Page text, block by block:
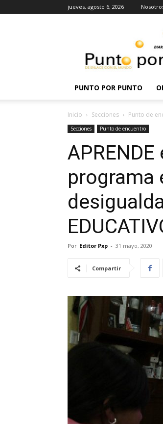
jueves, agosto 6, 2026
PUNTO POR PUNTO
Inicio Secciones Punto de
Secciones Punto de encuentro
programa
Por Editor Pxp - 31 mayo, 2020
Compartir